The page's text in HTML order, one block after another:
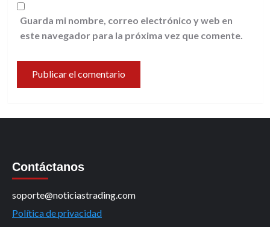
Guarda mi nombre, correo electrónico y web en
este navegador para la próxima vez que comente.
Contáctanos
soporte@noticiastrading.com
Política de privacidad